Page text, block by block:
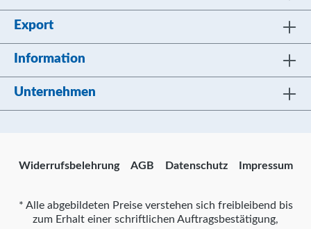
Export
Information
Unternehmen
Widerrufsbelehrung AGB Datenschutz Impressum
* Alle abgebildeten Preise verstehen sich freibleibend bis
zum Erhalt einer schriftlichen Auftragsbestätigung,